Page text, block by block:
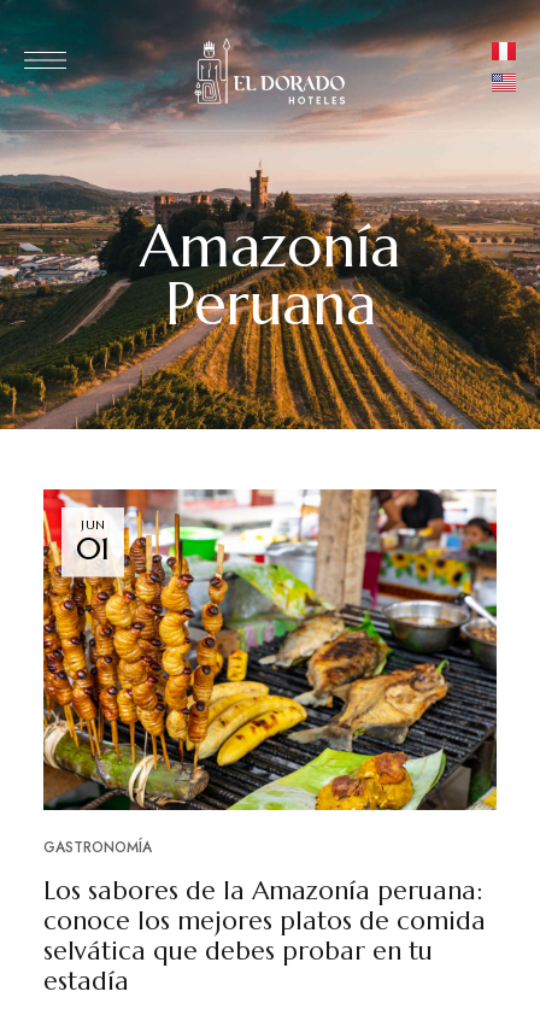
Amazonía
Peruana
JUN
01
GASTRONOMÍA
Los sabores de la Amazonía peruana:
conoce los mejores platos de comida
selvática que debes probar en tu
estadía